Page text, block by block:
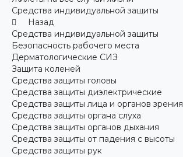
Средства индивидуальной защиты
Назад
Средства индивидуальной защиты
Безопасность рабочего места
Дерматологические СИЗ
Защита коленей
Средства защиты головы
Средства защиты диэлектрические
Средства защиты лица и органов зрения
Средства защиты органа слуха
Средства защиты органов дыхания
Средства защиты от падения с высоты
Средства защиты рук